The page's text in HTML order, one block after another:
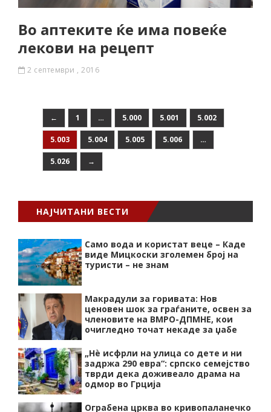
Во аптеките ќе има повеќе
лекови на рецепт
2 септември , 2016
← 1 … 5.000 5.001 5.002
5.003 5.004 5.005 5.006 …
5.026 →
НАЈЧИТАНИ ВЕСТИ
Само вода и користат веце – Каде
виде Мицкоски зголемен број на
туристи – не знам
Макрадули за горивата: Нов
ценовен шок за граѓаните, освен за
членовите на ВМРО-ДПМНЕ, кои
очигледно точат некаде за џабе
„Нѐ исфрли на улица со дете и ни
задржа 290 евра“: српско семејство
тврди дека доживеало драма на
одмор во Грција
Ограбена црква во кривопаланечко